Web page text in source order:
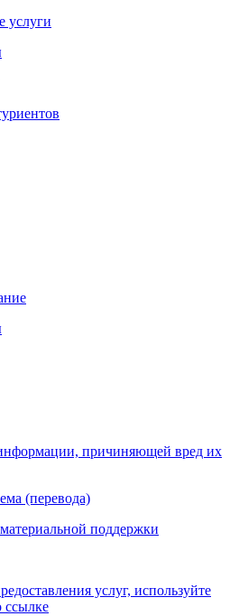
услуги
причиняющей вред их
(перевода)
поддержки
услуг, используйте
ссылке